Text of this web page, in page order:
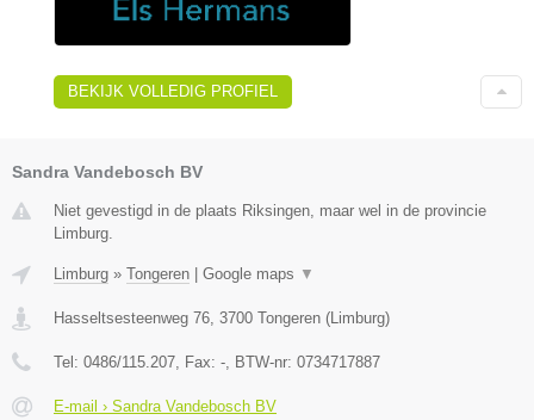
BEKIJK VOLLEDIG PROFIEL
Sandra Vandebosch BV
Niet gevestigd in de plaats Riksingen, maar wel in de provincie
Limburg.
Limburg » Tongeren Google maps ▼
Hasseltsesteenweg 76 3700 Tongeren ( Limburg)
Tel: 0486/115.207 , Fax: - , BTW-nr: 0734717887
E-mail › Sandra Vandebosch BV